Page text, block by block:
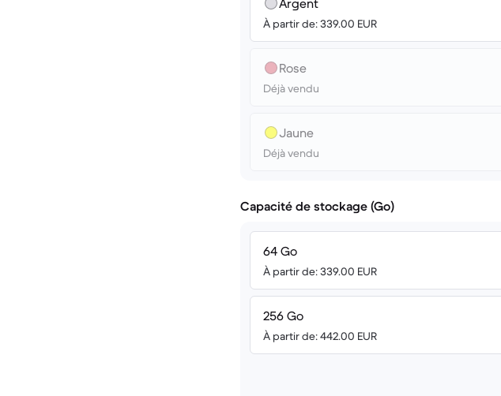
Argent
À partir de: 339.00 EUR
Rose
Déjà vendu
Jaune
Déjà vendu
Capacité de stockage (Go)
64 Go
À partir de: 339.00 EUR
256 Go
À partir de: 442.00 EUR